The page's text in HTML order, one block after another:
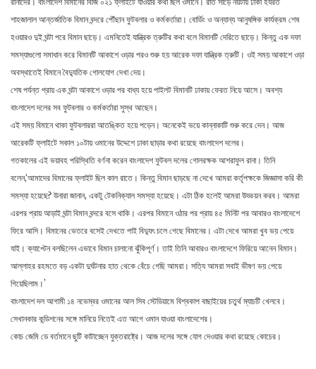
শাহজালাল আন্তর্জাতিক বিমান বন্দরে পৌঁছান ফুটবলার ও কর্মকর্তারা। বোর্ডিং ও অন্যান্য আনুষঙ্গিক কার্যক্রম শেষ
হওয়ারও দুই ঘন্টা পরে বিমান ছাড়ে। এমনিতেই যান্ত্রিক ত্রুটির কথা বলে বিমানটি দেরিতে ছাড়ে। কিন্তু এক দফা
সমস্যাগুলো সমাধান করে বিমানটি আকাশে ওড়ার পরও শুরু হয় আরেক দফা যান্ত্রিক ত্রুটি। ওই সময় আকাশে ওড়া
অবস্থাতেই বিমানে বৈদ্যুতিক গোলযোগ দেখা দেয়।
শেষ পর্যন্ত প্রায় এক ঘন্টা আকাশে ওড়ার পর বাধ্য হয়ে পাইলট বিমানটি ঢাকায় ফেরত নিয়ে আসে। অবশ্য
বাংলাদেশ দলের সব ফুটবলার ও কর্মকর্তারা সুস্থ আছেন।
এই সময় বিমানে থাকা ফুটবলাররা আতঙ্কিত হয়ে পড়েন। অনেকেই ভয়ে কান্নাকাটি শুরু করে দেন। আজ
আরেকটি ফ্লাইটে সকাল ১০টায় ওমানের উদ্দেশে ঢাকা ছাড়ার কথা রয়েছে বাংলাদেশ দলের।
গতকালের এই ভয়াবহ পরিস্থিতি বর্ণনা করেন বাংলাদেশ ফুটবল দলের গোলরক্ষক আশরাফুল রানা। তিনি
বলেন,‘আমাদের বিমানের ফ্লাইট ছিল কাল রাতে। কিন্তু বিমান ছাড়ছে না দেখে আমরা কর্তৃপক্ষকে জিজ্ঞাসা করি কী
সমস্যা হয়েছে? উনারা জানান, একটু টেকনিক্যাল সমস্যা হয়েছে। এটা ঠিক হলেই আমরা উড্ডয়ন করব। আমরা
এরপর প্রায় আড়াই ঘন্টা বিমান বন্দরে বসে থাকি। এরপর বিমানে ওঠার পর প্রায় ৪৫ মিনিট পর আবারও বাংলাদেশে
ফিরে আসি। বিমানের ভেতরে বসেই দেখতে পাই বিদ্যুৎ চলে গেছে বিমানের। এটা দেখে আমরা খুব ভয় পেয়ে
যাই। ক্যাপ্টেন বলছিলেন এভাবে বিমান চালানো ঝুঁকিপূর্ণ। তাই তিনি আবারও বাংলাদেশে ফিরিয়ে আনেন বিমান।
আল্লাহর রহমতে বড় একটা দুর্ঘটনার হাত থেকে বেঁচে গেছি আমরা। সত্যি আমরা সবাই ভীষণ ভয় পেয়ে
গিয়েছিলাম।’
বাংলাদেশ দল আগামী ১৪ নভেম্বর ওমানের আল সিব স্টেডিয়ামে বিশ্বকাপ বাছাইয়ের চতুর্থ ম্যাচটি খেলবে।
সেখানকার কন্ডিশনের সঙ্গে মানিয়ে নিতেই এত আগে ওমান যাওয়া বাংলাদেশের।
কোচ জেমি ডে বর্তমানে ছুটি কাটাচ্ছেন যুক্তরাষ্ট্রে। আজ দলের সঙ্গে যোগ দেওয়ার কথা রয়েছে কোচের।